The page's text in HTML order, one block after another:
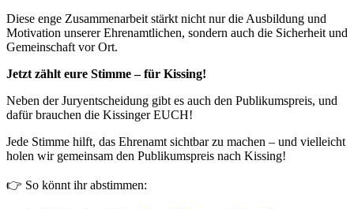
Diese enge Zusammenarbeit stärkt nicht nur die Ausbildung und
Motivation unserer Ehrenamtlichen, sondern auch die Sicherheit und
Gemeinschaft vor Ort.
Jetzt zählt eure Stimme – für Kissing!
Neben der Juryentscheidung gibt es auch den Publikumspreis, und
dafür brauchen die Kissinger EUCH!
Jede Stimme hilft, das Ehrenamt sichtbar zu machen – und vielleicht
holen wir gemeinsam den Publikumspreis nach Kissing!
👉 So könnt ihr abstimmen: